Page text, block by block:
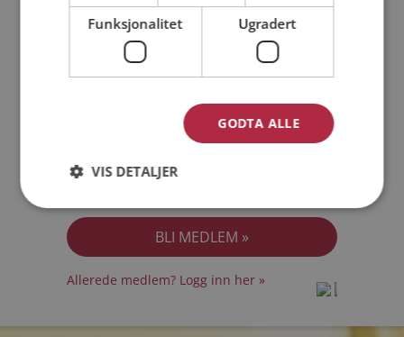
Jeg akseptererMedlemsvilkårene
Allerede medlem? Logg inn her »
Funksjonalitet Ugradert
GODTA ALLE
VIS DETALJER